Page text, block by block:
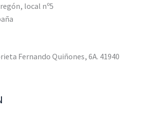
local nº5
Fernando Quiñones, 6A. 41940